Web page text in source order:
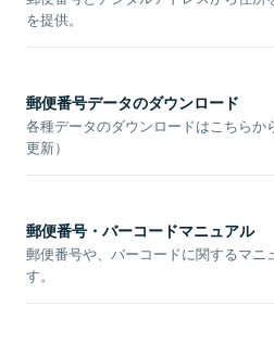
を提供。
郵便番号データのダウンロード
各種データのダウンロードはこちらか
更新）
郵便番号・バーコードマニュアル
郵便番号や、バーコードに関するマニ
す。